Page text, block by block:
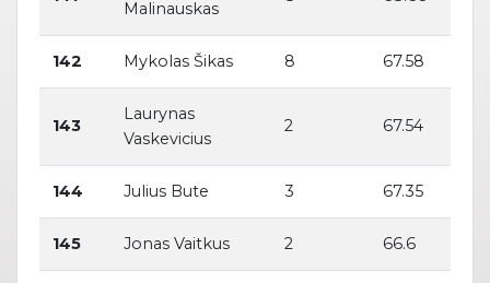
Malinauskas
142 Mykolas Šikas 8 67.58
143
Laurynas
Vaskevicius
2 67.54
144 Julius Bute 3 67.35
145 Jonas Vaitkus 2 66.6